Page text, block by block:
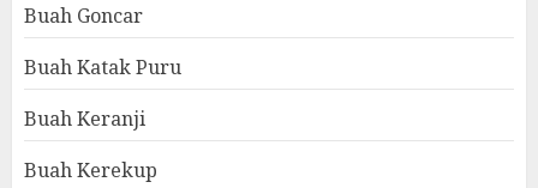
Buah Goncar
Buah Katak Puru
Buah Keranji
Buah Kerekup